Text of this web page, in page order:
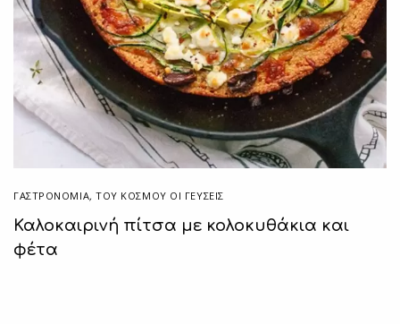
ΓΑΣΤΡΟΝΟΜΙΑ,ΤΟΥ ΚΌΣΜΟΥ ΟΙ ΓΕΎΣΕΙΣ
Καλοκαιρινή πίτσα με κολοκυθάκια και
φέτα